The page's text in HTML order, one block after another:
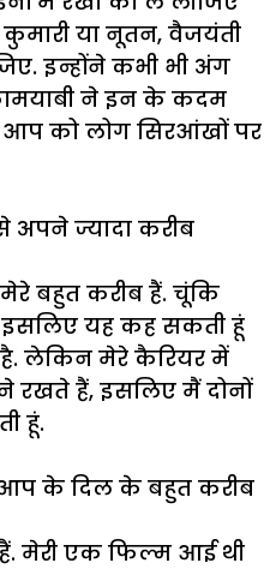
कुमारी या नूतन, वैजयंती
. इन्होंने कभी भी अंग
ने इन के कदम
आप को लोग सिरआंखों पर
अपने ज्यादा करीब
मेरे बहुत करीब हैं. चूंकि
इसलिए यह कह सकती हूं
है. लेकिन मेरे कैरियर में
रखते हैं, इसलिए मैं दोनों
हूं.
के दिल के बहुत करीब
. मेरी एक फिल्म आई थी